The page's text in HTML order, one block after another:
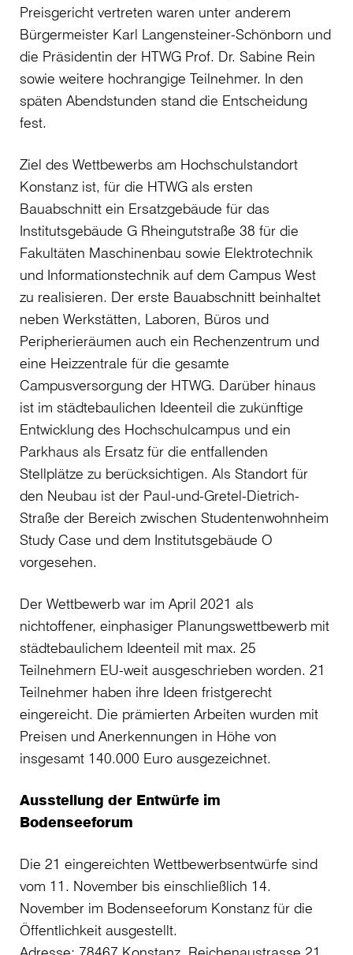
Preisgericht vertreten waren unter anderem
Bürgermeister Karl Langensteiner-Schönborn und
die Präsidentin der HTWG Prof. Dr. Sabine Rein
sowie weitere hochrangige Teilnehmer. In den
späten Abendstunden stand die Entscheidung
fest.
Ziel des Wettbewerbs am Hochschulstandort
Konstanz ist, für die HTWG als ersten
Bauabschnitt ein Ersatzgebäude für das
Institutsgebäude G Rheingutstraße 38 für die
Fakultäten Maschinenbau sowie Elektrotechnik
und Informationstechnik auf dem Campus West
zu realisieren. Der erste Bauabschnitt beinhaltet
neben Werkstätten, Laboren, Büros und
Peripherieräumen auch ein Rechenzentrum und
eine Heizzentrale für die gesamte
Campusversorgung der HTWG. Darüber hinaus
ist im städtebaulichen Ideenteil die zukünftige
Entwicklung des Hochschulcampus und ein
Parkhaus als Ersatz für die entfallenden
Stellplätze zu berücksichtigen. Als Standort für
den Neubau ist der Paul-und-Gretel-Dietrich-
Straße der Bereich zwischen Studentenwohnheim
Study Case und dem Institutsgebäude O
vorgesehen.
Der Wettbewerb war im April 2021 als
nichtoffener, einphasiger Planungswettbewerb mit
städtebaulichem Ideenteil mit max. 25
Teilnehmern EU-weit ausgeschrieben worden. 21
Teilnehmer haben ihre Ideen fristgerecht
eingereicht. Die prämierten Arbeiten wurden mit
Preisen und Anerkennungen in Höhe von
insgesamt 140.000 Euro ausgezeichnet.
Ausstellung der Entwürfe im
Bodenseeforum
Die 21 eingereichten Wettbewerbsentwürfe sind
vom 11. November bis einschließlich 14.
November im Bodenseeforum Konstanz für die
Öffentlichkeit ausgestellt.